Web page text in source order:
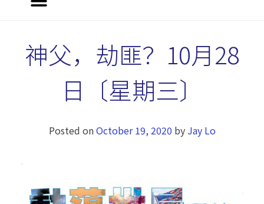
神父，劫匪？10月28
日〔星期三〕
Posted onOctober 19, 2020 by Jay Lo